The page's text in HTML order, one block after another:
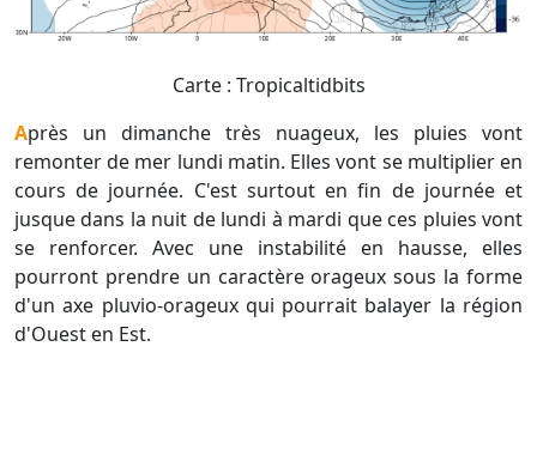
Carte : Tropicaltidbits
Après un dimanche très nuageux, les pluies vont
remonter de mer lundi matin. Elles vont se multiplier en
cours de journée. C'est surtout en fin de journée et
jusque dans la nuit de lundi à mardi que ces pluies vont
se renforcer. Avec une instabilité en hausse, elles
pourront prendre un caractère orageux sous la forme
d'un axe pluvio-orageux qui pourrait balayer la région
d'Ouest en Est.